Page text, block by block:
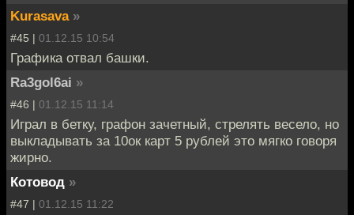
Kurasava »
#45 | 01.12.15 10:54
Графика отвал башки.
Ra3gol6ai »
#46 | 01.12.15 11:14
Играл в бетку, графон зачетный, стрелять весело, но
выкладывать за 10ок карт 5 рублей это мягко говоря
жирно.
Котовод »
#47 | 01.12.15 11:22